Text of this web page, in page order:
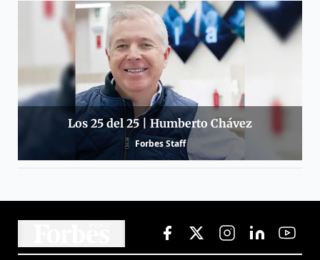
Los 25 del 25 | Humberto Chávez
Forbes Staff